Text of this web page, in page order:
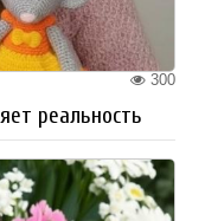
300
реальность